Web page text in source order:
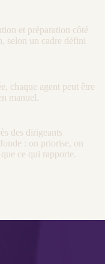
et préparation côté
selon un cadre défini
chaque agent peut être
manuel.
des dirigeants
: on priorise, on
ce qui rapporte.